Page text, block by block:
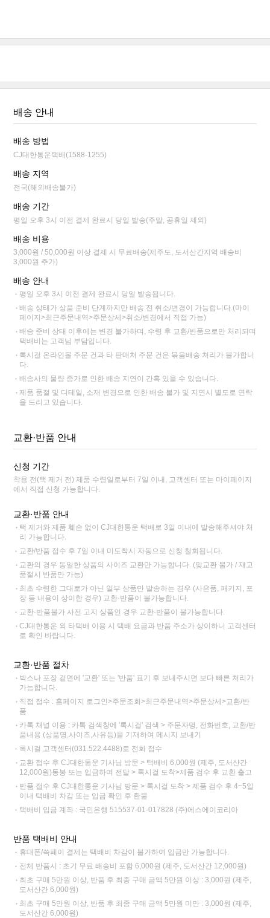
배송 안내
배송 방법
CJ대한통운택배(1588-1255)
배송 지역
전국(해외배송불가)
배송 기간
평일 오후 3시 이전 결제 완료시 당일 발송(주말, 공휴일 제외)
배송 비용
3,000원 / 50,000원 이상 결제 시 무료배송(제주도, 도서산간지역 배송비
3,000원 추가)
배송 안내
평일 오후 3시 이전 결제 완료시 당일 발송됩니다.
배송 상태가 상품 준비 단계까지만 배송 전 취소/변경이 가능합니다.(마이
페이지>최근주문내역>주문상세>취소/변경에서 직접 가능)
배송 준비 상태 이후에는 변경 불가하며, 수령 후 교환/반품으로만 처리되며
택배비는 고객님 부담입니다.
록시걸 온라인몰 주문 건과 타 판매처 주문 건은 묶음배송 처리가 불가합니
다.
배송사의 물량 증가로 인한 배송 지연이 간혹 있을 수 있습니다.
제품 품절 및 디테일, 소재 변경으로 인한 배송 불가 및 지연시 별도로 연락
을 드리고 있습니다.
교환·반품 안내
신청 기간
착용 전(택 제거 전) 제품 수령일로부터 7일 이내, 고객센터 또는 마이페이지
에서 직접 신청 가능합니다.
교환·반품 안내
택 제거와 제품 훼손 없이 CJ대한통운 택배로 3일 이내에 발송해주셔야 처
리 가능합니다.
교환/반품 접수 후 7일 이내 미도착시 자동으로 신청 철회됩니다.
교환의 경우 동일한 상품의 사이즈 교환만 가능합니다. (맞교환 불가 / 재고
품절시 반품만 가능)
최초 수령한 그대로가 아닌 일부 상품만 발송하는 경우 (사은품, 패키지, 포
장 등 내용이 상이한 경우) 교환·반품이 불가능합니다.
교환·반품불가 사전 고지 상품인 경우 교환·반품이 불가능합니다.
CJ대한통운 외 타택배 이용 시 택배 요금과 반품 주소가 상이하니 고객센터
로 확인 바랍니다.
교환·반품 절차
박스나 포장 겉면에 '교환' 또는 '반품' 표기 후 보내주시면 보다 빠른 처리가
가능합니다.
직접 접수 : 홈페이지 로그인>주문조회>최근주문내역>주문상세>교환/반
품
카톡 채널 이용 : 카톡 검색창에 '록시걸' 검색 > 주문자명, 전화번호, 교환/반
품내용 (상품명,사이즈,사유등)을 기재하여 메시지 보내기
록시걸 고객센터(031.522.4488)로 전화 접수
교환 접수 후 CJ대한통운 기사님 방문 > 택배비 6,000원 (제주, 도서산간
12,000원)동봉 또는 입금하여 전달 > 록시걸 도착>제품 검수 후 교환 출고
반품 접수 후 CJ대한통운 기사님 방문 > 록시걸 도착 > 제품 검수 후 4~5일
이내 택배비 차감 또는 입금 확인 후 환불
택배비 입금 계좌 : 국민은행 515537-01-017828 (주)에스에이코리아
반품 택배비 안내
휴대폰/쓱페이 결제는 택배비 차감이 불가하여 입금만 가능합니다.
전체 반품시 : 초기 무료 배송비 포함 6,000원 (제주, 도서산간 12,000원)
최초 구매 5만원 이상, 반품 후 최종 구매 금액 5만원 이상 : 3,000원 (제주,
도서산간 6,000원)
최초 구매 5만원 이상, 반품 후 최종 구매 금액 5만원 미만 : 3,000원 (제주,
도서산간 6,000원)